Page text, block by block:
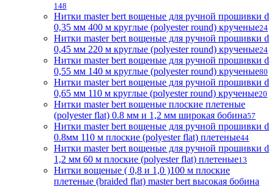
148
Нитки master bert вощеные для ручной прошивки d
0,35 мм 400 м круглые (polyester round) крученые24
Нитки master bert вощеные для ручной прошивки d
0,45 мм 220 м круглые (polyester round) крученые24
Нитки master bert вощеные для ручной прошивки d
0,55 мм 140 м круглые (polyester round) крученые80
Нитки master bert вощеные для ручной прошивки d
0,65 мм 110 м круглые (polyester round) крученые20
Нитки master bert вощеные плоские плетеные
(polyester flat) 0.8 мм и 1,2 мм широкая бобина57
Нитки master bert вощеные для ручной прошивки d
0.8мм 110 м плоские (polyester flat) плетеные44
Нитки master bert вощеные для ручной прошивки d
1,2 мм 60 м плоские (polyester flat) плетеные13
Нитки вощеные ( 0,8 и 1,0 )100 м плоские
плетеные (braided flat) master bert высокая бобина